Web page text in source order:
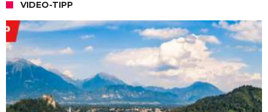
VIDEO-TIPP